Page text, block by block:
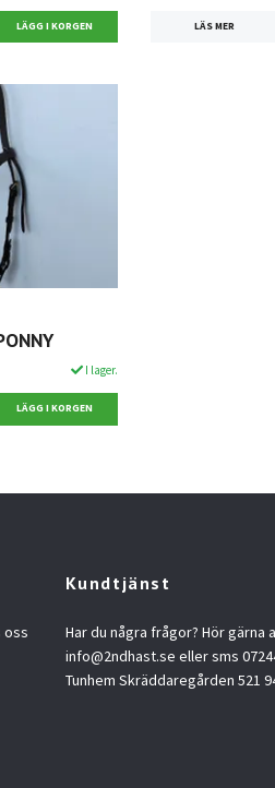
LÄS MER
I lager.
oss
Kundtjänst
Har du några frågor? Hör gärna
info@2ndhast.se eller sms
Tunhem Skräddaregården 521